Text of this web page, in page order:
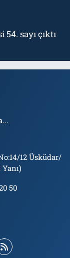
sayı çıktı
12 Üsküdar/
50